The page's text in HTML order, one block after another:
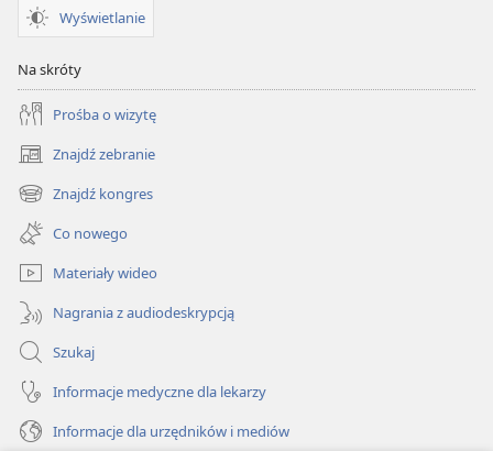
Wyświetlanie
Na skróty
Prośba o wizytę
Znajdź zebranie
(opens
new
window)
Znajdź kongres
(opens
new
window)
Co nowego
Materiały wideo
Nagrania z audiodeskrypcją
Szukaj
Informacje medyczne dla lekarzy
Informacje dla urzędników i mediów